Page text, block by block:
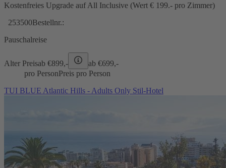
Kostenfreies Upgrade auf All Inclusive (Wert € 199.- pro Zimmer)
253500Bestellnr.:
Pauschalreise
Alter Preisab €899,- ab €699,-
pro PersonPreis pro Person
TUI BLUE Atlantic Hills - Adults Only Stil-Hotel